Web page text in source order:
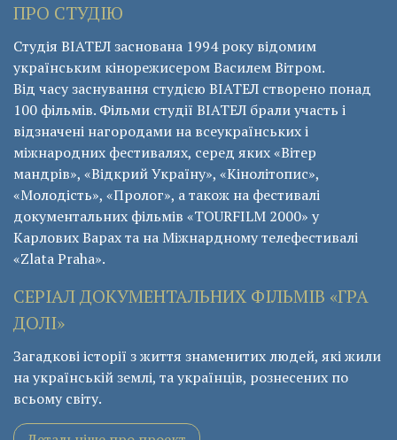
ПРО СТУДІЮ
Студія ВІАТЕЛ заснована 1994 року відомим
українським кінорежисером Василем Вітром.
Від часу заснування студією ВІАТЕЛ створено понад
100 фільмів. Фільми студії ВІАТЕЛ брали участь і
відзначені нагородами на всеукраїнських і
міжнародних фестивалях, серед яких «Вітер
мандрів», «Відкрий Україну», «Кінолітопис»,
«Молодість», «Пролог», а також на фестивалі
документальних фільмів «ТОURFILM 2000» у
Карлових Варах та на Міжнардному телефестивалі
«Zlata Praha».
СЕРІАЛ ДОКУМЕНТАЛЬНИХ ФІЛЬМІВ «ГРА
ДОЛІ»
Загадкові історії з життя знаменитих людей, які жили
на українській землі, та українців, рознесених по
всьому світу.